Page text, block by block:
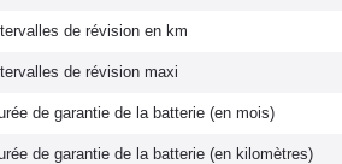
de révision en km
de révision maxi
de garantie de la batterie (en mois)
de garantie de la batterie (en kilomètres)